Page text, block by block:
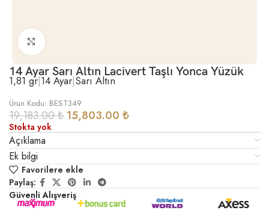
Büyütmek için tıklayın
14 Ayar Sarı Altın Lacivert Taşlı Yonca Yüzük
1,81 gr|14 Ayar|Sarı Altın
Ürün Kodu: BEST349
19,183.00₺ 15,803.00 ₺
Stokta yok
Açıklama
Ek bilgi
Favorilere ekle
Paylaş:
Güvenli Alışveriş